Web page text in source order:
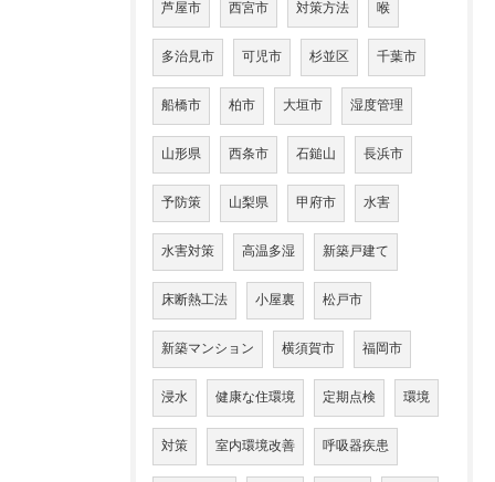
芦屋市 西宮市 対策方法 喉
多治見市 可児市 杉並区 千葉市
船橋市 柏市 大垣市 湿度管理
山形県 西条市 石鎚山 長浜市
予防策 山梨県 甲府市 水害
水害対策 高温多湿 新築戸建て
床断熱工法 小屋裏 松戸市
新築マンション 横須賀市 福岡市
浸水 健康な住環境 定期点検 環境
対策 室内環境改善 呼吸器疾患